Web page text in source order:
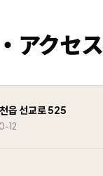
アクセス
읍 선교로 525
12